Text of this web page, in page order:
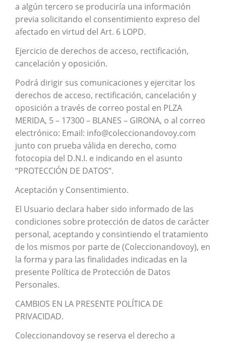
a algún tercero se produciría una información
previa solicitando el consentimiento expreso del
afectado en virtud del Art. 6 LOPD.
Ejercicio de derechos de acceso, rectificación,
cancelación y oposición.
Podrá dirigir sus comunicaciones y ejercitar los
derechos de acceso, rectificación, cancelación y
oposición a través de correo postal en PLZA
MERIDA, 5 – 17300 – BLANES – GIRONA, o al correo
electrónico: Email: info@coleccionandovoy.com
junto con prueba válida en derecho, como
fotocopia del D.N.I. e indicando en el asunto
“PROTECCIÓN DE DATOS”.
Aceptación y Consentimiento.
El Usuario declara haber sido informado de las
condiciones sobre protección de datos de carácter
personal, aceptando y consintiendo el tratamiento
de los mismos por parte de (Coleccionandovoy), en
la forma y para las finalidades indicadas en la
presente Política de Protección de Datos
Personales.
CAMBIOS EN LA PRESENTE POLÍTICA DE
PRIVACIDAD.
Coleccionandovoy se reserva el derecho a